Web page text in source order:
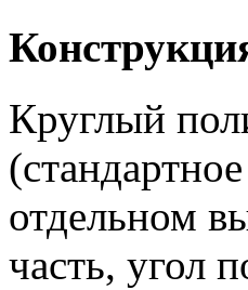
Круглый
отдельном
часть, угол